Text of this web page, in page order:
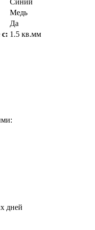
Медь
Да
1.5 кв.мм
дней